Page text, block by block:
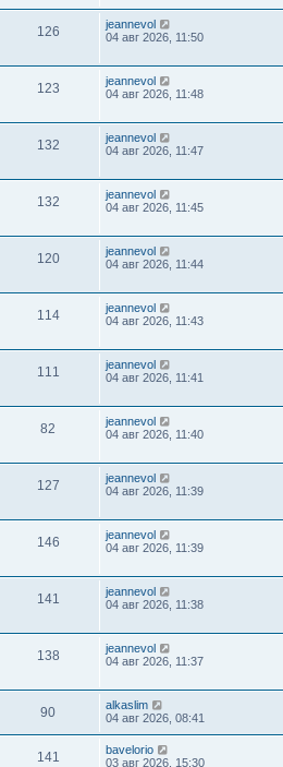
126
jeannevol
04 авг 2026, 11:50
123
jeannevol
04 авг 2026, 11:48
132
jeannevol
04 авг 2026, 11:47
132
jeannevol
04 авг 2026, 11:45
120
jeannevol
04 авг 2026, 11:44
114
jeannevol
04 авг 2026, 11:43
111
jeannevol
04 авг 2026, 11:41
82
jeannevol
04 авг 2026, 11:40
127
jeannevol
04 авг 2026, 11:39
146
jeannevol
04 авг 2026, 11:39
141
jeannevol
04 авг 2026, 11:38
138
jeannevol
04 авг 2026, 11:37
90
alkaslim
04 авг 2026, 08:41
141
bavelorio
03 авг 2026, 15:30